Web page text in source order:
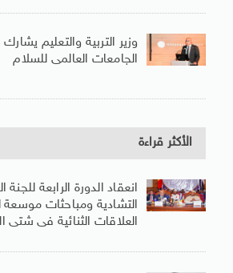
وزير التربية والتعليم
الجامعات العالمى للسلام
الأكثر قراءة
انعقاد الدورة الرابعة
التشادية ومباحثات
العلاقات الثنائية فى شتى